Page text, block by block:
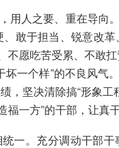
人之要、重在导向
敢于担当、锐意改
不愿吃苦受累、不敢
一个样”的不良风气
坚决清除搞“形象工
一方”的干部，让真
一。充分调动干部